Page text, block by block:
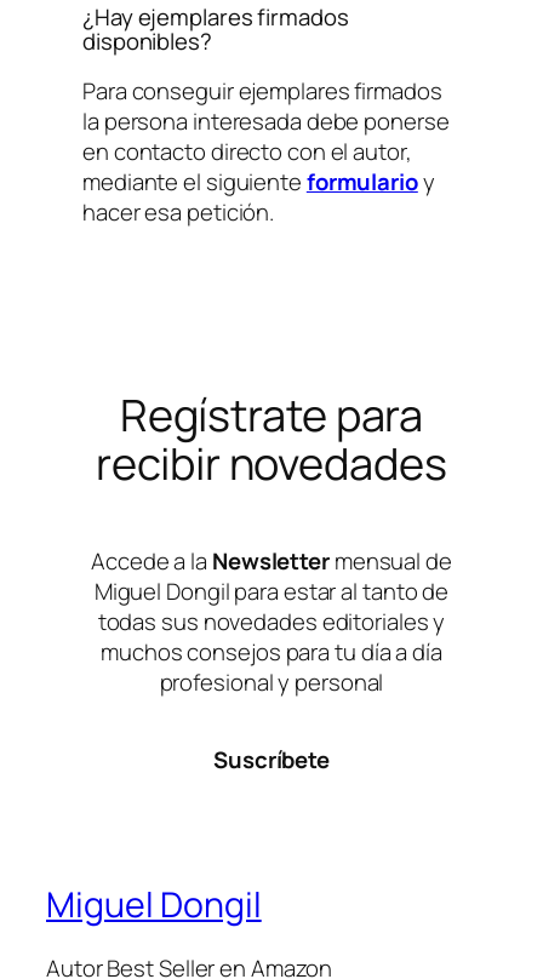
¿Hay ejemplares firmados
disponibles?
Para conseguir ejemplares firmados
la persona interesada debe ponerse
en contacto directo con el autor,
mediante el siguienteformularioy
hacer esa petición.
Regístrate para
recibir novedades
Accede a la Newslettermensual de
Miguel Dongil para estar al tanto de
todas sus novedades editoriales y
muchos consejos para tu día a día
profesional y personal
Suscríbete
Miguel Dongil
Autor Best Seller en Amazon